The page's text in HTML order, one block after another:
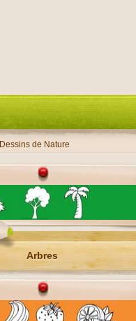
Dessins de Nature
Arbres